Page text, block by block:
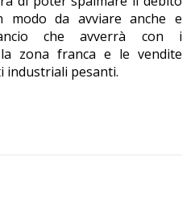
da avviare anche e
che avverrà con i
zona franca e le vendite
industriali pesanti.